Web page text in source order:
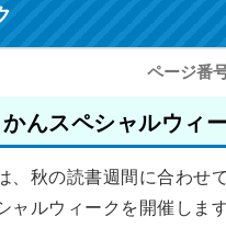
ページ番
んスペシャルウィ
、秋の読書週間に合わせ
ャルウィークを開催します